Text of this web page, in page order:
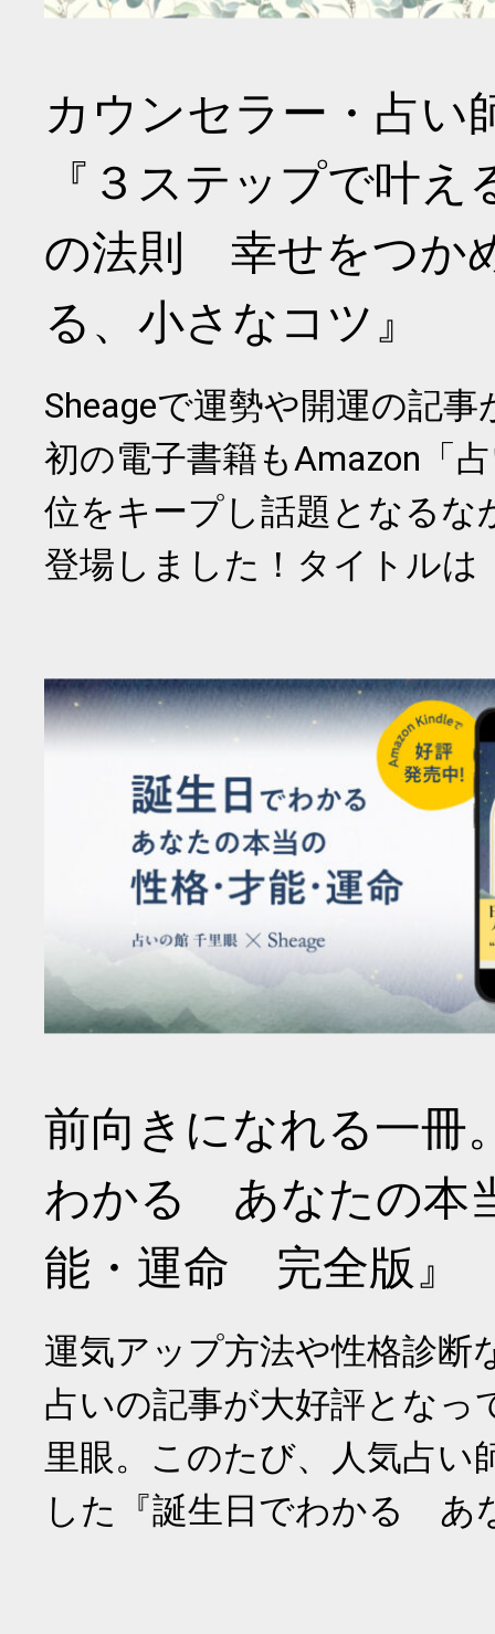
カウンセラー・占い
『３ステップで叶
の法則 幸せをつか
る、小さなコツ』
Sheageで運勢や開運の記
初の電子書籍もAmazon「
位をキープし話題となるな
登場しました！タイトルは
前向きになれる一冊
わかる あなたの本
能・運命 完全版』
運気アップ方法や性格診断
占いの記事が大好評となっ
里眼。このたび、人気占い
した『誕生日でわかる あ